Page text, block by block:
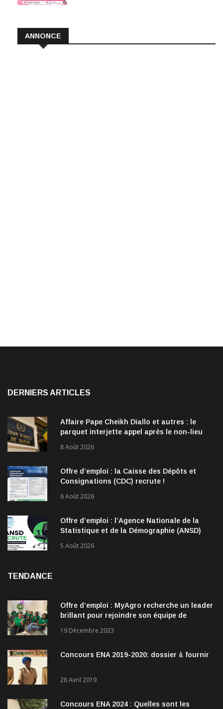
ANNONCE
DERNIERS ARTICLES
Affaire Pape Cheikh Diallo et autres : le
parquet interjette appel après le non-lieu
8 Août 2026
Offre d’emploi : la Caisse des Dépôts et
Consignations (CDC) recrute !
6 Août 2026
Offre d’emploi : l’Agence Nationale de la
Statistique et de la Démographie (ANSD)
5 Août 2026
TENDANCE
Offre d’emploi : MyAgro recherche un leader
brillant pour rejoindre son équipe de
19 Décembre 2023
Concours ENA 2019-2020: dossier à fournir
28 Avril 2019
Concours ENA 2024 : Quelles sont les